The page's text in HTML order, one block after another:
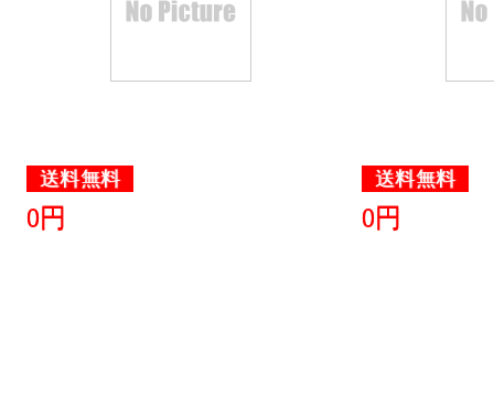
送料無料
0円
送料無料
0円